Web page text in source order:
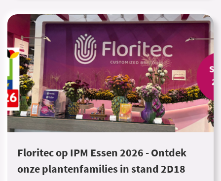
Floritec op IPM Essen 2026 - Ontdek
onze plantenfamilies in stand 2D18